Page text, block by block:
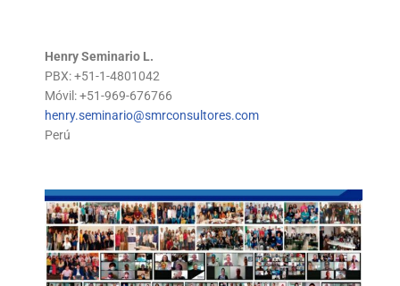
Henry Seminario L.
PBX: +51-1-4801042
Móvil: +51-969-676766
henry.seminario@smrconsultores.com
Perú